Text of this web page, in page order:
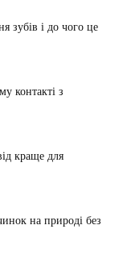
зубів і до чого це
контакті з
краще для
на природі без